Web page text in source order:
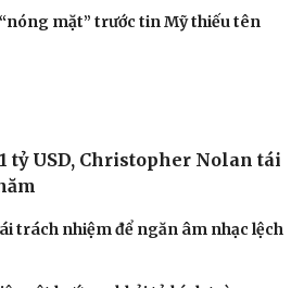
8/8: Giá cà phê trong nước ổn định
biến phức tạp, xử lý gần 68.000
PHÒNG
quân đội, Ukraine đau đầu
thể